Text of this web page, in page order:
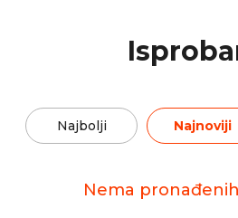
Najbolji Najnoviji
Nema